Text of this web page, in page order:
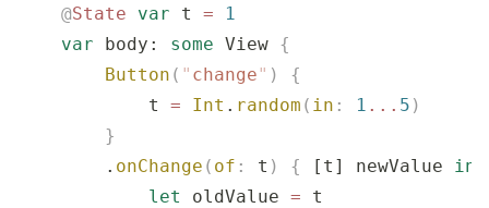
    @
State var t = 1
    var
body: some View {
        Button
( " change" )
{
            t
= Int . random ( in : 1 ... 5 )
        }
        .
onChange ( of : t ) { [t] newValue in
            let
oldValue = t